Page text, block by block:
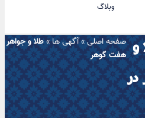
وبلاگ
و
صفحه اصلی»آگهی ها»طلا و جواهر
هفت گوهر